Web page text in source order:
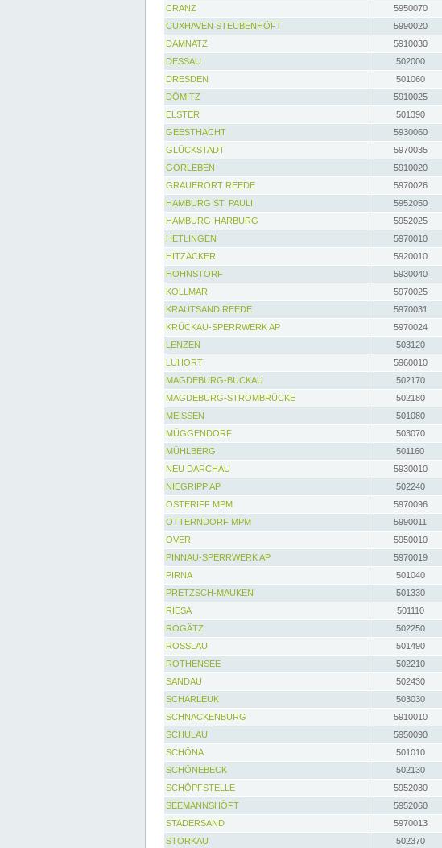
CRANZ
5950070
CUXHAVEN STEUBENHÖFT
5990020
DAMNATZ
5910030
DESSAU
502000
DRESDEN
501060
DÖMITZ
5910025
ELSTER
501390
GEESTHACHT
5930060
GLÜCKSTADT
5970035
GORLEBEN
5910020
GRAUERORT REEDE
5970026
HAMBURG ST. PAULI
5952050
HAMBURG-HARBURG
5952025
HETLINGEN
5970010
HITZACKER
5920010
HOHNSTORF
5930040
KOLLMAR
5970025
KRAUTSAND REEDE
5970031
KRÜCKAU-SPERRWERK AP
5970024
LENZEN
503120
LÜHORT
5960010
MAGDEBURG-BUCKAU
502170
MAGDEBURG-STROMBRÜCKE
502180
MEISSEN
501080
MÜGGENDORF
503070
MÜHLBERG
501160
NEU DARCHAU
5930010
NIEGRIPP AP
502240
OSTERIFF MPM
5970096
OTTERNDORF MPM
5990011
OVER
5950010
PINNAU-SPERRWERK AP
5970019
PIRNA
501040
PRETZSCH-MAUKEN
501330
RIESA
501110
ROGÄTZ
502250
ROSSLAU
501490
ROTHENSEE
502210
SANDAU
502430
SCHARLEUK
503030
SCHNACKENBURG
5910010
SCHULAU
5950090
SCHÖNA
501010
SCHÖNEBECK
502130
SCHÖPFSTELLE
5952030
SEEMANNSHÖFT
5952060
STADERSAND
5970013
STORKAU
502370